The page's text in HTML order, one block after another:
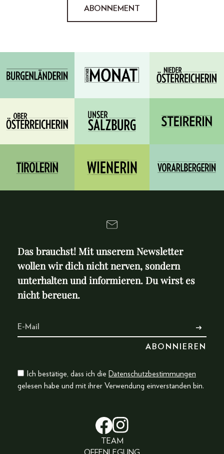
ABONNEMENT
Das brauchst! Mit unserem Newsletter
wollen wir dich nicht nerven, sondern
unterhalten und informieren. Du wirst es
nicht bereuen.
Ich bestätige, dass ich die Datenschutzbestimmungen
gelesen habe und mit ihrer Verwendung einverstanden bin.
TEAM